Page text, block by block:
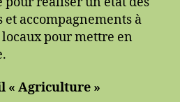
accompagnements à
pour mettre en
« Agriculture »